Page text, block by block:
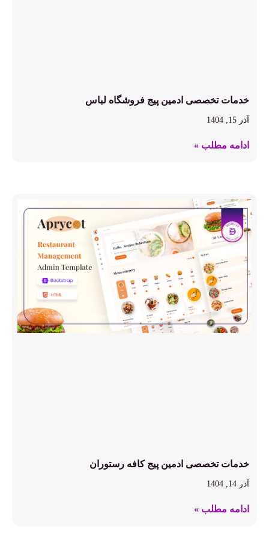
خدمات تخصصی ادمین پیج فروشگاه لباس
آذر 15, 1404
ادامه مطلب »
خدمات تخصصی ادمین پیج کافه رستوران
آذر 14, 1404
ادامه مطلب »